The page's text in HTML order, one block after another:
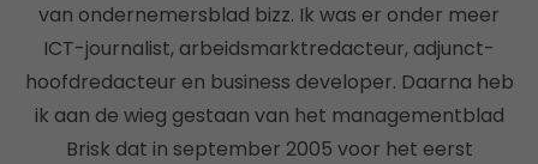
van ondernemersblad bizz. Ik was er onder meer
ICT-journalist, arbeidsmarktredacteur, adjunct-
hoofdredacteur en business developer. Daarna heb
ik aan de wieg gestaan van het managementblad
Brisk dat in september 2005 voor het eerst